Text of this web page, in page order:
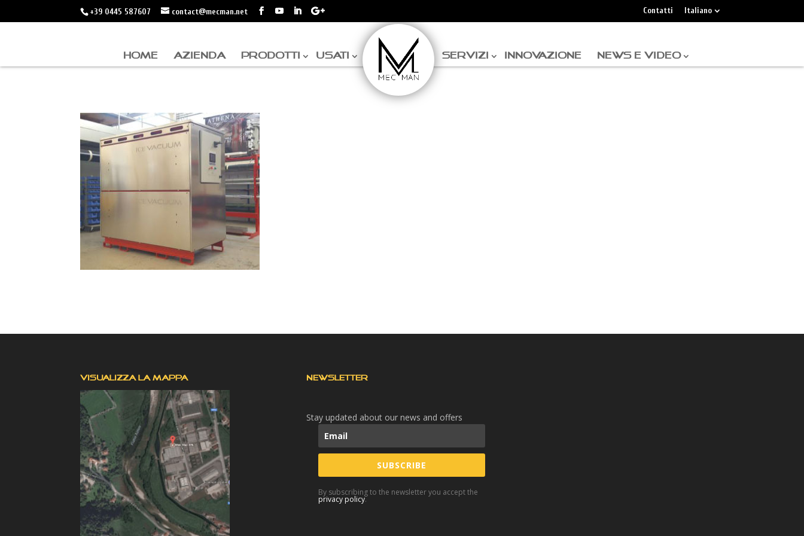
+39 0445 587607 contact@mecman.net Contatti Italiano
HOME AZIENDA PRODOTTI USATI SERVIZI INNOVAZIONE NEWS E VIDEO
VISUALIZZA LA MAPPA NEWSLETTER
Stay updated about our news and offers
SUBSCRIBE
By subscribing to the newsletter you accept the
privacy policy.